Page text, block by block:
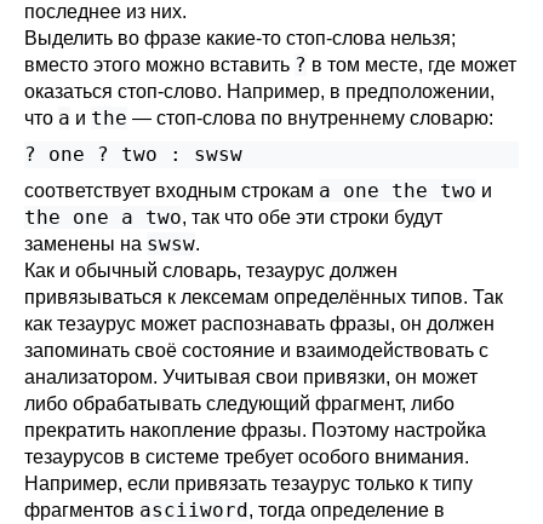
последнее из них.
Выделить во фразе какие-то стоп-слова нельзя;
вместо этого можно вставить ? в том месте, где может
оказаться стоп-слово. Например, в предположении,
что a и the — стоп-слова по внутреннему словарю:
? one ? two : swsw
соответствует входным строкам a one the two и
the one a two, так что обе эти строки будут
заменены на swsw.
Как и обычный словарь, тезаурус должен
привязываться к лексемам определённых типов. Так
как тезаурус может распознавать фразы, он должен
запоминать своё состояние и взаимодействовать с
анализатором. Учитывая свои привязки, он может
либо обрабатывать следующий фрагмент, либо
прекратить накопление фразы. Поэтому настройка
тезаурусов в системе требует особого внимания.
Например, если привязать тезаурус только к типу
фрагментов asciiword, тогда определение в